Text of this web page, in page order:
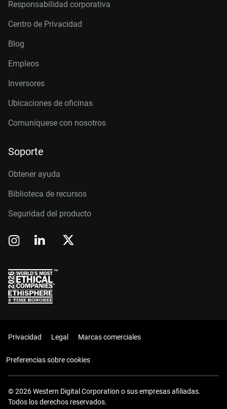
Responsabilidad corporativa
Centro de Privacidad
Blog
Empleos
Inversores
Ubicaciones de oficinas
Comuníquese con nosotros
Soporte
Obtener ayuda
Biblioteca de recursos
Seguridad del producto
Privacidad Legal Marcas comerciales
Preferencias sobre cookies
© 2026 Western Digital Corporation o sus empresas afiliadas.
Todos los derechos reservados.